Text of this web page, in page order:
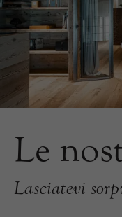
Le
Lasciatevi